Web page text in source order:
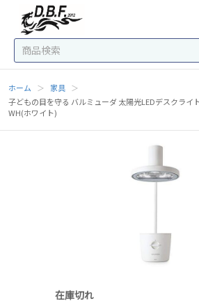
ホーム ＞ 家具 ＞
子どもの目を守る バルミューダ 太陽光LEDデスクライ
WH(ホワイト)
在庫切れ